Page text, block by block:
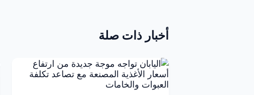
أخبار ذات صلة